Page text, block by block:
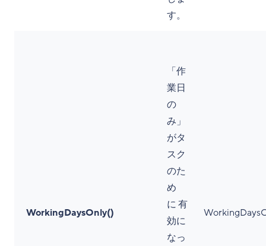
す。
WorkingDaysOnly()
「作
業日
の
み」
がタ
スク
のた
め
に 有
効に
なっ